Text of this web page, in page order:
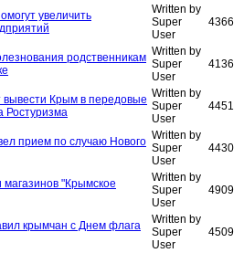
увеличить
Written by
Super
User
4366
родственникам Written by
Super
User
4136
вывести Крым в передовые
Ростуризма
Written by
Super
User
4451
прием по случаю Нового Written by
Super
User
4430
"Крымское
Written by
Super
User
4909
крымчан с Днем флага
Written by
Super
User
4509